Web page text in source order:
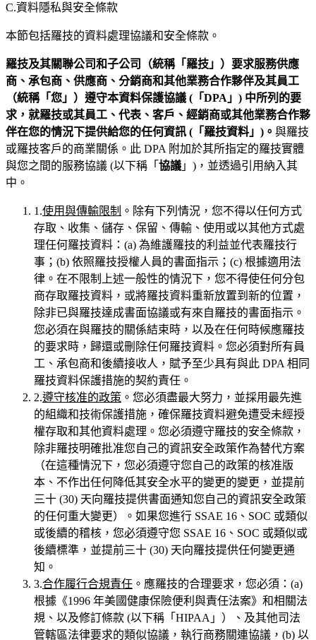
C.資料隱私與安全條款
本節包括羅技的資料處理協議和安全條款。
羅技及其關聯公司和子公司（統稱「羅技」）要求服務供應
商、承包商、供應商、分銷商和其他業務合作夥伴及其員工
（統稱「您 」）遵守本資料保護協議 (「DPA 」) 中所列的要
求，就羅技或其員工、代表、客戶、經銷商或其他業務合作夥
伴在您的情況下提供給您的任何資訊 (「羅技資料」)。 與羅技
或羅技客戶的商業關係。此 DPA 附加於其所指定的羅技實體
與您之間的服務協議 (以下稱「 協議 」)，並透過引用納入其
中。
1.使用與傳輸限制 。除有下列情況，您不得以任何方式
存取、收集、儲存、保留、傳輸、使用或以其他方式處
理任何羅技資料：(a) 為維護羅技的利益並代表羅技行
事；(b) 依照羅技授權人員的書面指示；(c) 根據適用法
律。在不限制上述一般性的情況下，您不得使任何分包
商存取羅技資料，或將羅技資料重新放置到新的位置，
除非已與羅技達成書面協議或有來自羅技的書面指示。
您必須在與羅技的關係結束時，以及在任何時候應羅技
的要求時，歸還或刪除任何羅技資料。您必須對所有員
工、承包商和後續接收人，賦予至少具有與此 DPA 相同
羅技資料保護措施的契約責任。
2.遵守核准的政策 。您必須盡最大努力，並採用最先進
的組織和技術保護措施，確保羅技資料避免遭受未經授
權存取和其他資料處理。您必須遵守羅技的安全條款，
除非羅技明確批准您自己的資訊安全政策作為替代方案
（在這種情況下，您必須遵守您自己的政策的核准版
本、不作出任何降低其安全水平的變更的變更，並提前
三十 (30) 天向羅技提供書面通知您自己的資訊安全政策
的任何重大變更）。如果您進行 SSAE 16、SOC 或類似
或後續的稽核，您必須遵守您 SSAE 16、SOC 或類似或
後續標準，並提前三十 (30) 天向羅技提供任何變更通
知。
3.合作履行合規責任 。應羅技的合理要求，您必須：(a)
根據《1996 年美國健康保險便利與責任法案》和相關法
規、以及修訂條款 (以下稱「HIPAA」）、及其他司法
管轄區法律要求的類似協議，執行商務關連協議，(b) 以